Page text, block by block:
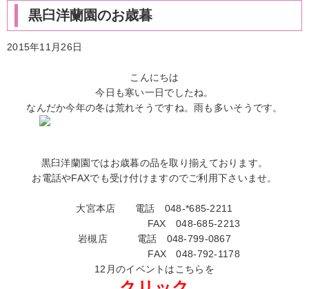
黒臼洋蘭園のお歳暮
2015年11月26日
こんにちは
今日も寒い一日でしたね。
なんだか今年の冬は荒れそうですね。雨も多いそうです。
黒臼洋蘭園ではお歳暮の品を取り揃えております。
お電話やFAXでも受け付けますのでご利用下さいませ。
大宮本店 電話 048-*685-2211
FAX 048-685-2213
岩槻店 電話 048-799-0867
FAX 048-792-1178
12月のイベントはこちらを